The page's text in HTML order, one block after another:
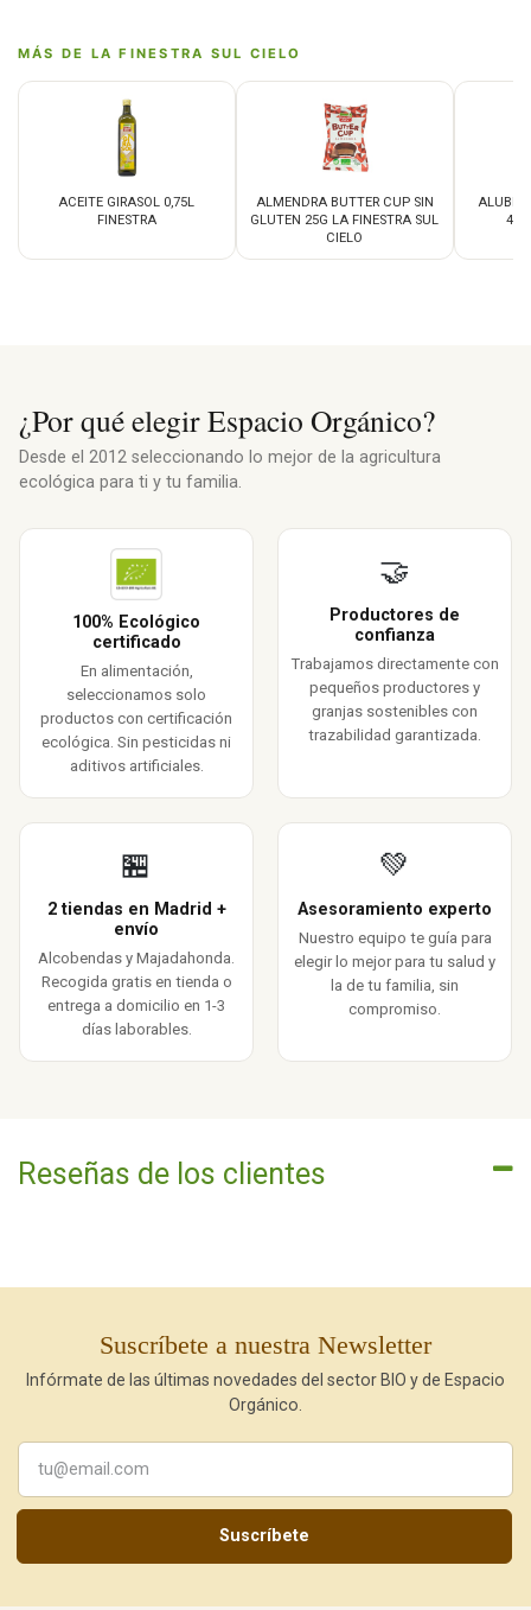
MÁS DE LA FINESTRA SUL CIELO
ACEITE GIRASOL 0,75L
FINESTRA
ALMENDRA BUTTER CUP SIN
GLUTEN 25G LA FINESTRA SUL
CIELO
¿Por qué elegir Espacio Orgánico?
Desde el 2012 seleccionando lo mejor de la agricultura
ecológica para ti y tu familia.
100% Ecológico
certificado
En alimentación,
seleccionamos solo
productos con certificación
ecológica. Sin pesticidas ni
aditivos artificiales.
🤝
Productores de
confianza
Trabajamos directamente con
pequeños productores y
granjas sostenibles con
trazabilidad garantizada.
🏪
2 tiendas en Madrid +
envío
Alcobendas y Majadahonda.
Recogida gratis en tienda o
entrega a domicilio en 1-3
días laborables.
💚
Asesoramiento experto
Nuestro equipo te guía para
elegir lo mejor para tu salud y
la de tu familia, sin
compromiso.
Reseñas de los clientes
Suscríbete a nuestra Newsletter
Infórmate de las últimas novedades del sector BIO y de Espacio
Orgánico.
Suscríbete